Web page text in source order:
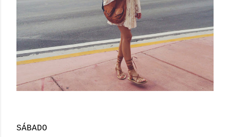
SÁBADO